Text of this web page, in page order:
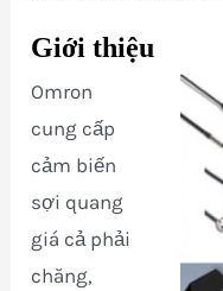
Giới thiệu
Omron
cung cấp
cảm biến
sợi quang
giá cả phải
chăng,